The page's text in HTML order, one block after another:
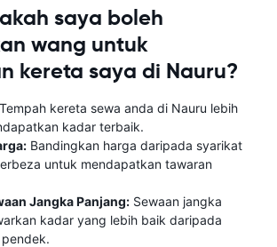
saya boleh
wang untuk
kereta saya di Nauru?
Tempah kereta sewa anda di Nauru lebih
kadar terbaik.
Bandingkan harga daripada syarikat
untuk mendapatkan tawaran
Jangka Panjang: Sewaan jangka
kadar yang lebih baik daripada